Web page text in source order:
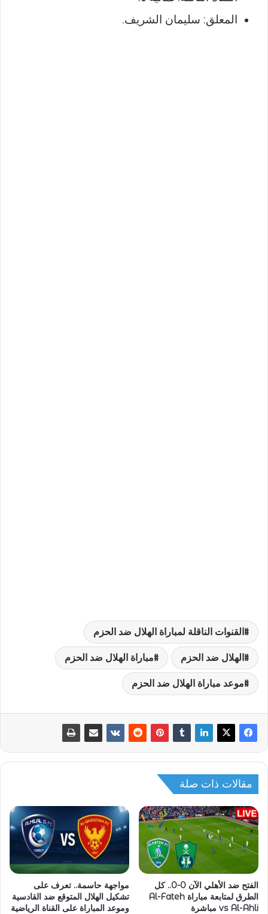
المعلق: سليمان الشريف.
القنوات الناقلة لمباراة الهلال ضد الحزم
الهلال ضد الحزم مباراة الهلال ضد الحزم
موعد مباراة الهلال ضد الحزم
مقالات ذات صلة
الفتح ضد الأهلي الآن 0-0.. كل
الطرق لمتابعة مباراة Al-Fateh
vs Al-Ahli مباشرة
مواجهة حاسمة.. تعرف على
تشكيل الهلال المتوقع ضد القادسية
وموعد المباراة على القناة الرياضية